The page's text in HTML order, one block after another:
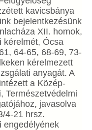
kavicsbánya
bejelentkezésünk
XII. homok,
kérelmét, Ócsa
64-65, 68-69, 73-
kérelmezett
anyagát. A
a Közép-
Természetvédelmi
javasolva
4-21 hrsz.
engedélyének